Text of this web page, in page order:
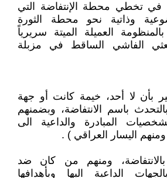
تخطي محطة الإنتفاضة التي
وذاتية نحو محطة الثورة
العميلة الميتة سريرياً
الفاشي الساقط في مزبلة
بأن لا أحد، خيمة كانت أو جهة
باسم الانتفاضة، وبضمنهم
المبادرة والداعية الى
ومنهم من كان ضد
الداعية اليها وبأهدافها